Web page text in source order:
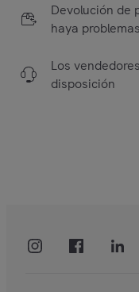
Devolución de
haya problemas
Los
disposición